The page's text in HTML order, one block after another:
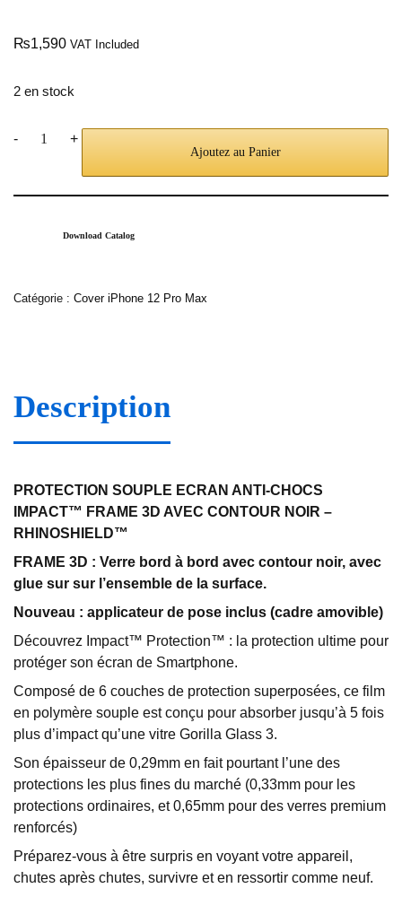
₨1,590 VAT Included
2 en stock
- +
Ajoutez au Panier
Download Catalog
Catégorie : Cover iPhone 12 Pro Max
Description
PROTECTION SOUPLE ECRAN ANTI-CHOCS
IMPACT™ FRAME 3D AVEC CONTOUR NOIR –
RHINOSHIELD™
FRAME 3D : Verre bord à bord avec contour noir, avec
glue sur sur l’ensemble de la surface.
Nouveau : applicateur de pose inclus (cadre amovible)
Découvrez Impact™ Protection™ : la protection ultime pour
protéger son écran de Smartphone.
Composé de 6 couches de protection superposées, ce film
en polymère souple est conçu pour absorber jusqu’à 5 fois
plus d’impact qu’une vitre Gorilla Glass 3.
Son épaisseur de 0,29mm en fait pourtant l’une des
protections les plus fines du marché (0,33mm pour les
protections ordinaires, et 0,65mm pour des verres premium
renforcés)
Préparez-vous à être surpris en voyant votre appareil,
chutes après chutes, survivre et en ressortir comme neuf.